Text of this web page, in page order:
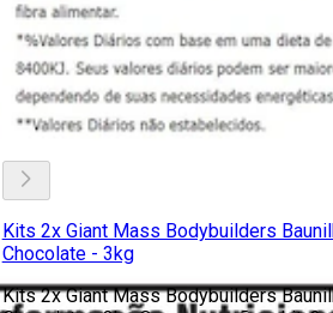
Kits 2x Giant Mass Bodybuilders
Chocolate - 3kg
Kits 2x Giant Mass Bodybuilders